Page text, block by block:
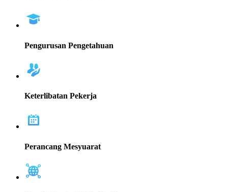
Pengurusan Pengetahuan
Keterlibatan Pekerja
Perancang Mesyuarat